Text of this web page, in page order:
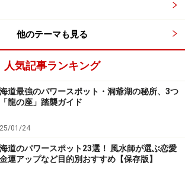
休み→アカンアート・ココペリ｜施設
ュージアムセンター｜手湯→
つぼの湯」（道北・層雲峡温泉）
のすぐ近く、スタッフ手づくりの足湯
他のテーマも見る
人気記事ランキング
道最強のパワースポット・洞爺湖の秘所、3つ
龍の座」踏襲ガイド
01/24
道のパワースポット23選！ 風水師が選ぶ恋愛
運アップなど目的別おすすめ【保存版】